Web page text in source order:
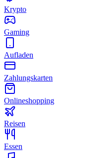
Krypto
Gaming
Aufladen
Zahlungskarten
Onlineshopping
Reisen
Essen